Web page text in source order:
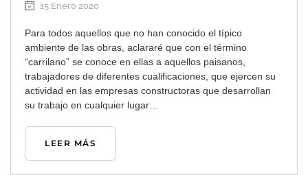
15 Enero 2020
Para todos aquellos que no han conocido el típico
ambiente de las obras, aclararé que con el término
“carrilano” se conoce en ellas a aquellos paisanos,
trabajadores de diferentes cualificaciones, que ejercen su
actividad en las empresas constructoras que desarrollan
su trabajo en cualquier lugar…
LEER MÁS